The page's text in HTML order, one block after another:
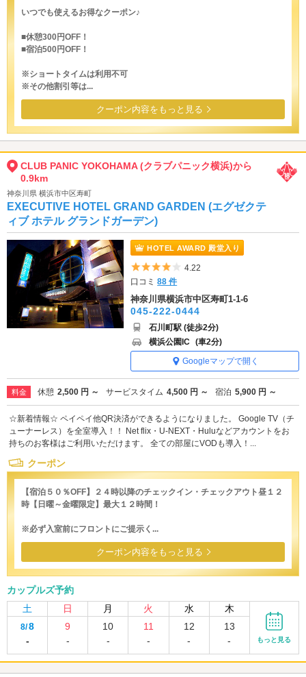
いつでも使えるお得なクーポン♪
■休憩300円OFF！
■宿泊500円OFF！
※ショートタイムは利用不可
※その他割引等は...
クーポン内容をもっと見る
CLUB PANIC YOKOHAMA (クラブパニック横浜)から
0.9km
神奈川県 横浜市中区寿町
EXECUTIVE HOTEL GRAND GARDEN (エグゼクテ
ィブ ホテル グランドガーデン)
HOTEL AWARD 殿堂入り
5つ星のうち4
4.22
口コミ88 件
神奈川県横浜市中区寿町1-1-6
045-222-0444
石川町駅 (徒歩2分)
横浜公園IC (車2分)
Googleマップで開く
料金 休憩 2,500 円 ～ サービスタイム 4,500 円 ～ 宿泊 5,900 円 ～
☆新着情報☆ ペイペイ他QR決済ができるようになりました。 Google TV（チ
ューナーレス）を全室導入！！ Net flix・U-NEXT・Huluなどアカウントをお
持ちのお客様はご利用いただけます。 全ての部屋にVODも導入！...
クーポン
【宿泊５０％OFF】２４時以降のチェックイン・チェックアウト昼１２
時【日曜～金曜限定】最大１２時間！
※必ず入室前にフロントにご提示く...
クーポン内容をもっと見る
カップルズ予約
土
日 月 火 水 木
8/8
-
9
-
10
-
11
-
12
-
13
-
もっと見る